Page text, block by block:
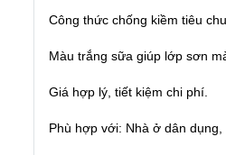
Công thức chống kiềm tiêu
Màu trắng sữa giúp lớp sơn
Giá hợp lý, tiết kiệm chi phí.
Phù hợp với: Nhà ở dân